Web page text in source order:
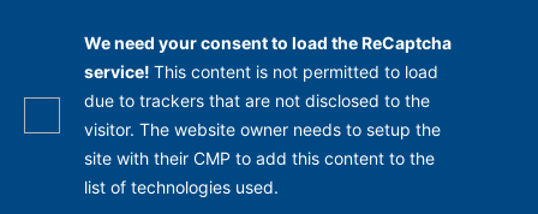
We need your consent to load the ReCaptcha
service! This content is not permitted to load
due to trackers that are not disclosed to the
visitor. The website owner needs to setup the
site with their CMP to add this content to the
list of technologies used.